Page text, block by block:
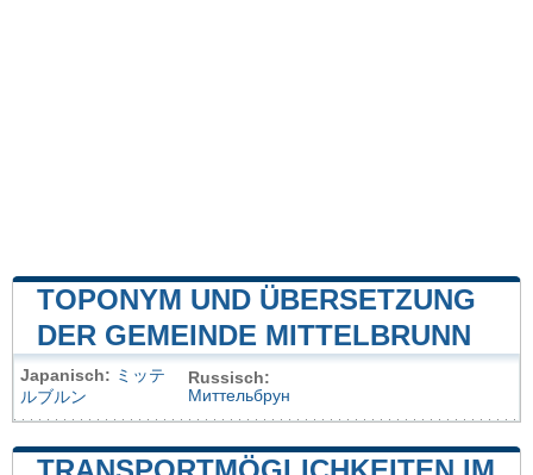
TOPONYM UND ÜBERSETZUNG
DER GEMEINDE MITTELBRUNN
Japanisch: ミッテ
ルブルン
Russisch:
Миттельбрун